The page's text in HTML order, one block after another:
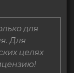
для
Для
целях